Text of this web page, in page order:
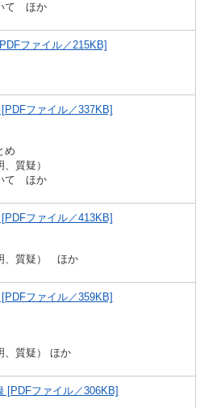
て ほか
ファイル／215KB]
ファイル／337KB]
め
質疑）
て ほか
ファイル／413KB]
、質疑） ほか
ファイル／359KB]
、質疑） ほか
[PDFファイル／306KB]